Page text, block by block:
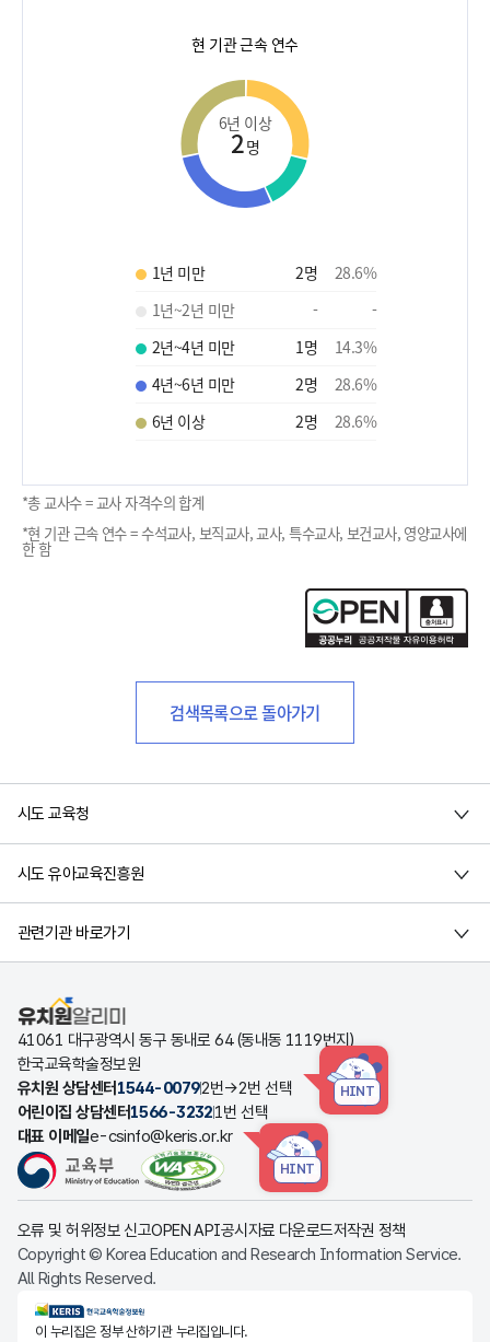
현 기관 근속 연수
6년 이상
2명
1년 미만 2명 28.6%
1년~2년 미만
-
-
2년~4년 미만
1명 14.3%
4년~6년 미만
2명 28.6%
6년 이상
2명 28.6%
*총 교사수 = 교사 자격수의 합계
*현 기관 근속 연수 = 수석교사, 보직교사, 교사, 특수교사, 보건교사, 영양교사에
한 함
검색목록으로 돌아가기
시도 교육청
시도 유아교육진흥원
관련기관 바로가기
유치원알리미
41061 대구광역시 동구 동내로 64 (동내동 1119번지)
한국교육학술정보원
유치원 상담센터 1544-00792번→2번 선택 HINT
어린이집 상담센터1566-32321번 선택
대표 이메일e-csinfo@keris.or.kr
HINT
오류 및 허위정보 신고OPEN API공시자료 다운로드저작권 정책
Copyright © Korea Education and Research Information Service.
All Rights Reserved.
KERIS한국교육학술정보원
이 누리집은 정부 산하기관 누리집입니다.